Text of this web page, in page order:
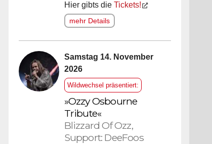
Hier gibts die Tickets!
mehr Details
Samstag 14. November
2026
Wildwechsel präsentiert:
»Ozzy Osbourne
Tribute«
Blizzard Of Ozz,
Support: DeeFoos